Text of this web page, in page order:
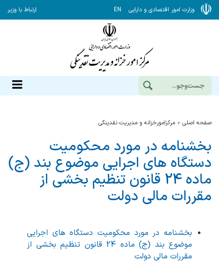
وزارت امور اقتصادی و دارایی EN ارتباط با وزیر
صفحه اصلی مرکزامورخزانه و مدیریت نقدینگی
بخشنامه در مورد محکومیت
دستگاه های اجرایی موضوع بند (ج)
ماده 24 قانون تنظیم بخشی از
مقررات مالی دولت
بخشنامه در مورد محکومیت دستگاه های اجرایی
موضوع بند (ج) ماده 24 قانون تنظیم بخشی از
مقررات مالی دولت